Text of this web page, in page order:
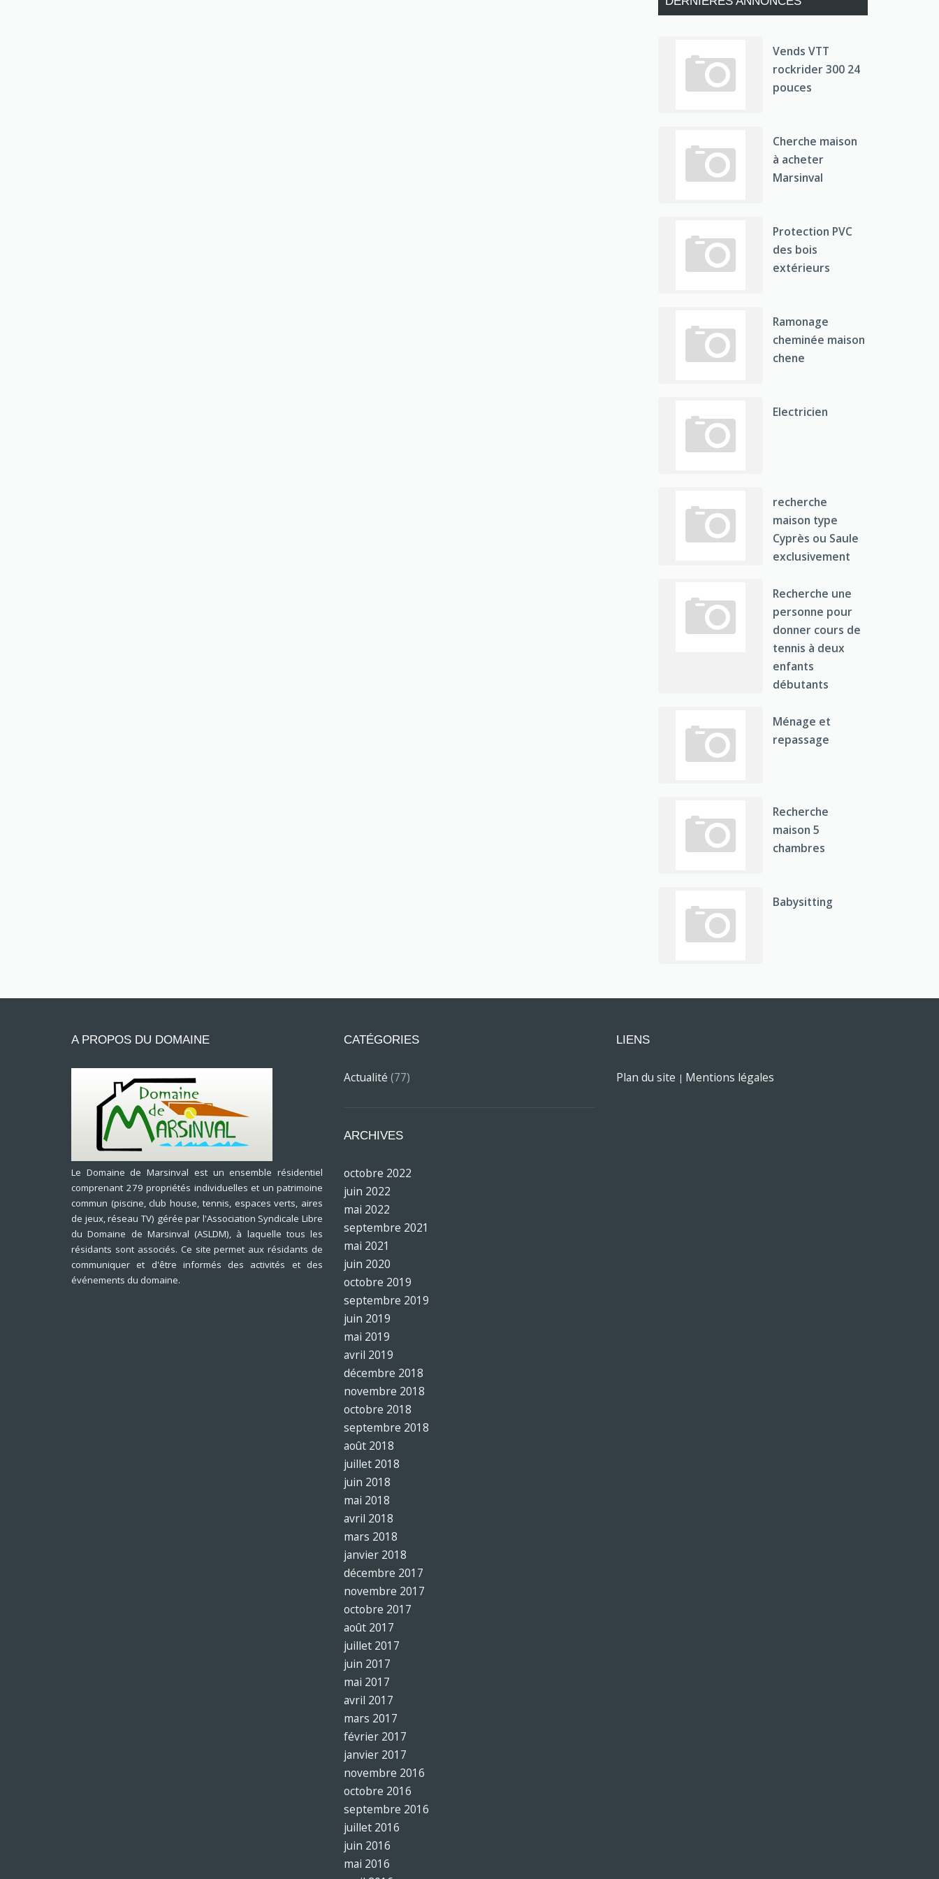
Vends VTT
rockrider 300 24
pouces
Cherche maison
à acheter
Marsinval
Protection PVC
des bois
extérieurs
Ramonage
cheminée maison
chene
Electricien
recherche
maison type
Cyprès ou Saule
exclusivement
Recherche une
personne pour
donner cours de
tennis à deux
enfants
débutants
Ménage et
repassage
Recherche
maison 5
chambres
Babysitting
A PROPOS DU DOMAINE
Le Domaine de Marsinval est un ensemble résidentiel
comprenant 279 propriétés individuelles et un patrimoine
commun (piscine, club house, tennis, espaces verts, aires
de jeux, réseau TV) gérée par l'Association Syndicale Libre
du Domaine de Marsinval (ASLDM), à laquelle tous les
résidants sont associés. Ce site permet aux résidants de
communiquer et d'être informés des activités et des
événements du domaine.
CATÉGORIES
Actualité (77)
ARCHIVES
octobre 2022
juin 2022
mai 2022
septembre 2021
mai 2021
juin 2020
octobre 2019
septembre 2019
juin 2019
mai 2019
avril 2019
décembre 2018
novembre 2018
octobre 2018
septembre 2018
août 2018
juillet 2018
juin 2018
mai 2018
avril 2018
mars 2018
janvier 2018
décembre 2017
novembre 2017
octobre 2017
août 2017
juillet 2017
juin 2017
mai 2017
avril 2017
mars 2017
février 2017
janvier 2017
novembre 2016
octobre 2016
septembre 2016
juillet 2016
juin 2016
mai 2016
LIENS
Plan du site | Mentions légales